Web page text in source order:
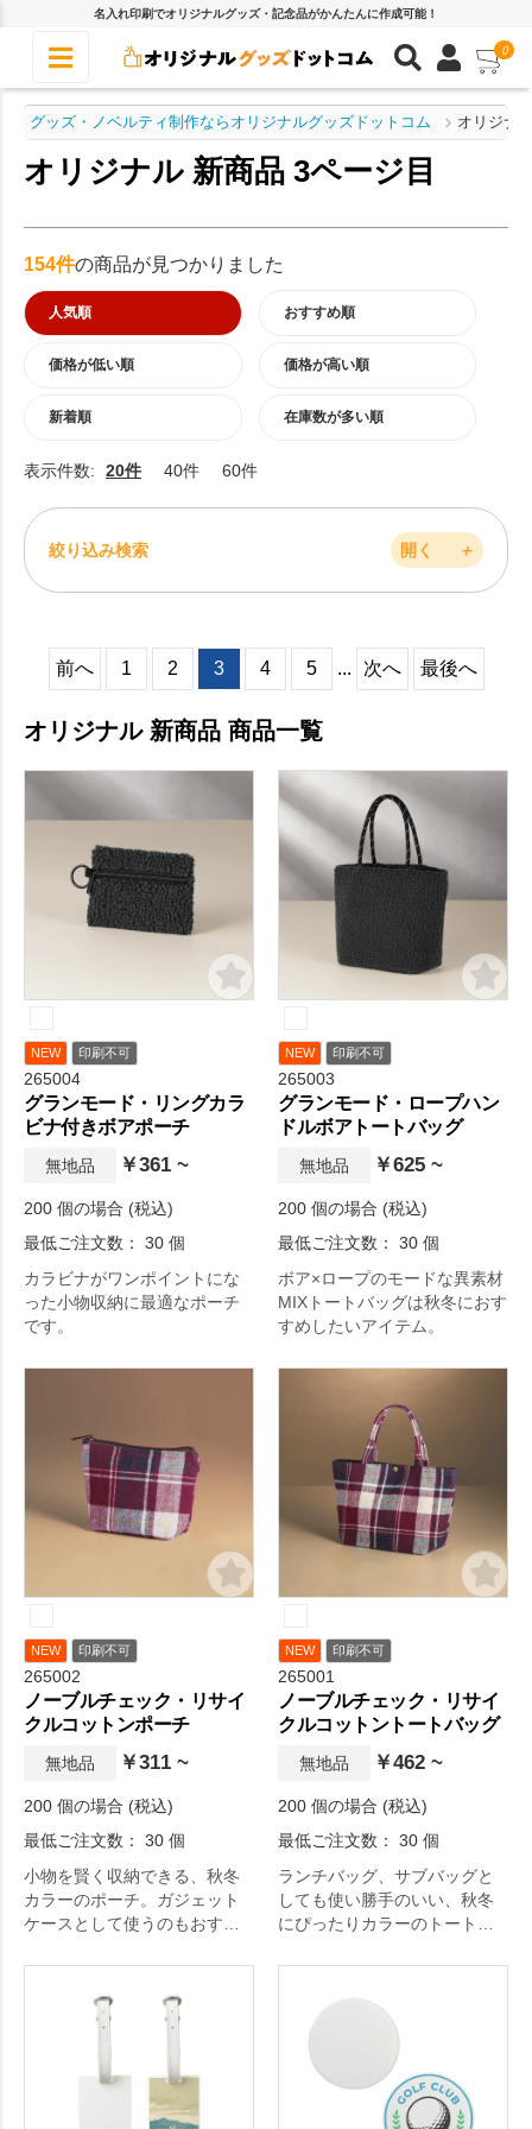
名入れ印刷でオリジナルグッズ・記念品がかんたんに作成可能！
0
グッズ・ノベルティ制作ならオリジナルグッズドットコム オリジナ
オリジナル 新商品 3ページ目
154件の商品が見つかりました
人気順 おすすめ順
価格が低い順 価格が高い順
新着順 在庫数が多い順
表示件数: 20件 40件 60件
絞り込み検索 開く ＋
前へ 1 2 3 4 5 ... 次へ 最後へ
オリジナル 新商品 商品一覧
NEW 印刷不可
265004
グランモード・リングカラ
ビナ付きボアポーチ
無地品 ￥361 ~
200 個の場合 (税込)
最低ご注文数： 30 個
カラビナがワンポイントにな
った小物収納に最適なポーチ
です。
NEW 印刷不可
265003
グランモード・ロープハン
ドルボアトートバッグ
無地品 ￥625 ~
200 個の場合 (税込)
最低ご注文数： 30 個
ボア×ロープのモードな異素材
MIXトートバッグは秋冬におす
すめしたいアイテム。
NEW 印刷不可
265002
ノーブルチェック・リサイ
クルコットンポーチ
無地品 ￥311 ~
200 個の場合 (税込)
最低ご注文数： 30 個
小物を賢く収納できる、秋冬
カラーのポーチ。ガジェット
ケースとして使うのもおすす
NEW 印刷不可
265001
ノーブルチェック・リサイ
クルコットントートバッグ
無地品 ￥462 ~
200 個の場合 (税込)
最低ご注文数： 30 個
ランチバッグ、サブバッグと
しても使い勝手のいい、秋冬
にぴったりカラーのトートバ